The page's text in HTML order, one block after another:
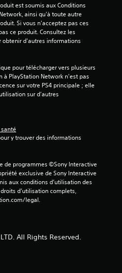
est soumis aux Conditions
ainsi qu'à toute autre
Si vous n'acceptez pas ces
ce produit. Consultez les
d'autres informations
pour télécharger vers plusieurs
à PlayStation Network n'est pas
sur votre PS4 principale ; elle
sur d'autres
de programmes ©Sony Interactive
exclusive de Sony Interactive
aux conditions d’utilisation des
d’utilisation complets,
legal.
All Rights Reserved.